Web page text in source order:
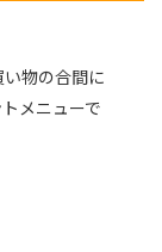
物の合間に
メニューで